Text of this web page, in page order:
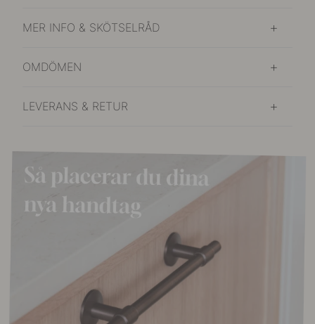
MER INFO & SKÖTSELRÅD
OMDÖMEN
LEVERANS & RETUR